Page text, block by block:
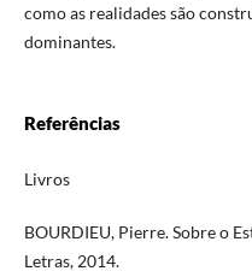
como as realidades são
dominantes.
Referências
Livros
BOURDIEU, Pierre. Sobre o
Letras, 2014.